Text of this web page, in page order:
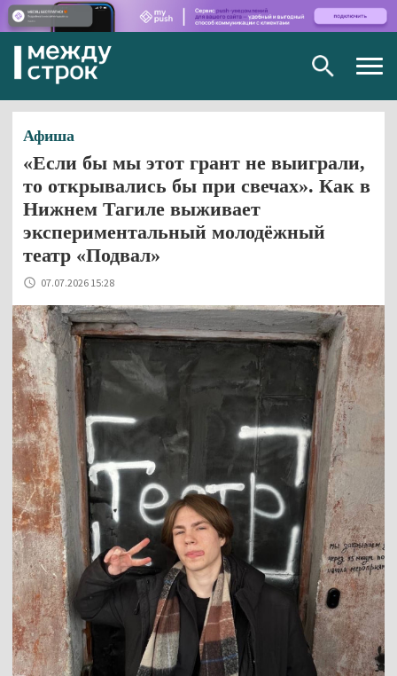
Афиша
«Если бы мы этот грант не выиграли,
то открывались бы при свечах». Как в
Нижнем Тагиле выживает
экспериментальный молодёжный
театр «Подвал»
07.07.2026 15:28